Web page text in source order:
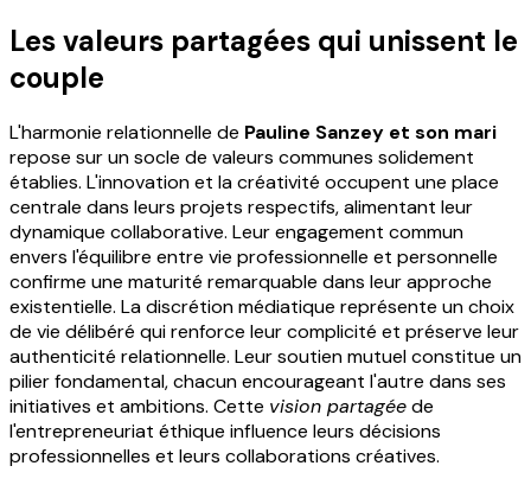
Les valeurs partagées qui unissent le
couple
L'harmonie relationnelle de Pauline Sanzey et son mari
repose sur un socle de valeurs communes solidement
établies. L'innovation et la créativité occupent une place
centrale dans leurs projets respectifs, alimentant leur
dynamique collaborative. Leur engagement commun
envers l'équilibre entre vie professionnelle et personnelle
confirme une maturité remarquable dans leur approche
existentielle. La discrétion médiatique représente un choix
de vie délibéré qui renforce leur complicité et préserve leur
authenticité relationnelle. Leur soutien mutuel constitue un
pilier fondamental, chacun encourageant l'autre dans ses
initiatives et ambitions. Cette vision partagéede
l'entrepreneuriat éthique influence leurs décisions
professionnelles et leurs collaborations créatives.